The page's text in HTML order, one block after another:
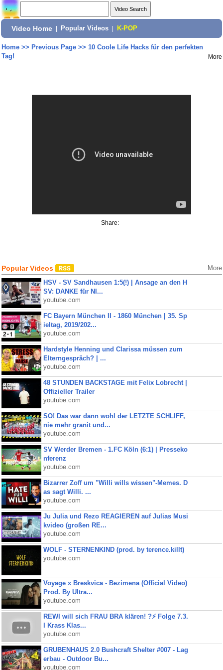
Video Home Popular Videos K-POP
Home>> Previous Page>> 10 Coole Life Hacks für den perfekten
Tag!
More
Share:
Popular Videos More
HSV - SV Sandhausen 1:5(!) | Ansage an den H
SV: DANKE für NI...
youtube.com
FC Bayern München II - 1860 München | 35. Sp
ieltag, 2019/202...
youtube.com
Hardstyle Henning und Clarissa müssen zum
Elterngespräch? | ...
youtube.com
48 STUNDEN BACKSTAGE mit Felix Lobrecht |
Offizieller Trailer
youtube.com
SO! Das war dann wohl der LETZTE SCHLIFF,
nie mehr granit und...
youtube.com
SV Werder Bremen - 1.FC Köln (6:1) | Presseko
nferenz
youtube.com
Bizarrer Zoff um "Willi wills wissen"-Memes. D
as sagt Willi. ...
youtube.com
Ju Julia und Rezo REAGIEREN auf Julias Musi
kvideo (großen RE...
youtube.com
WOLF - STERNENKIND (prod. by terence.killt)
youtube.com
Voyage x Breskvica - Bezimena (Official Video)
Prod. By Ultra...
youtube.com
REWI will sich FRAU BRA klären! ?⚡️ Folge 7.3.
I Krass Klas...
youtube.com
GRUBENHAUS 2.0 Bushcraft Shelter #007 - Lag
erbau - Outdoor Bu...
youtube.com